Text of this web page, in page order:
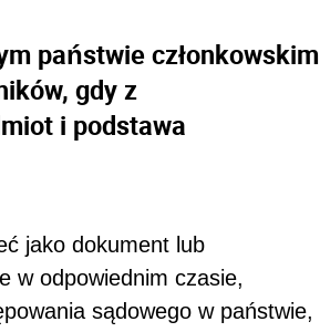
państwie członkowskim
gdy z
i podstawa
jako dokument lub
w odpowiednim czasie,
sądowego w państwie,